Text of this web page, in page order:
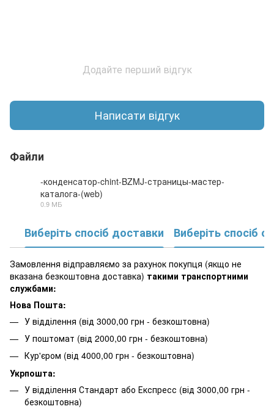
Додайте перший відгук
Написати відгук
Файли
-конденсатор-chint-BZMJ-страницы-мастер-
каталога-(web)
0.9 МБ
Виберіть спосіб доставки Виберіть спосіб
Замовлення відправляємо за рахунок покупця (якщо не
вказана безкоштовна доставка) такими транспортними
службами:
Нова Пошта:
У відділення (від 3000,00 грн - безкоштовна)
У поштомат (від 2000,00 грн - безкоштовна)
Кур'єром (від 4000,00 грн - безкоштовна)
Укрпошта:
У відділення Стандарт або Експресс (від 3000,00 грн -
безкоштовна)